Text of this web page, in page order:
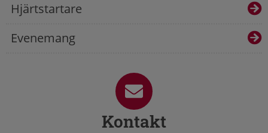
Hjärtstartare
Evenemang
Kontakt